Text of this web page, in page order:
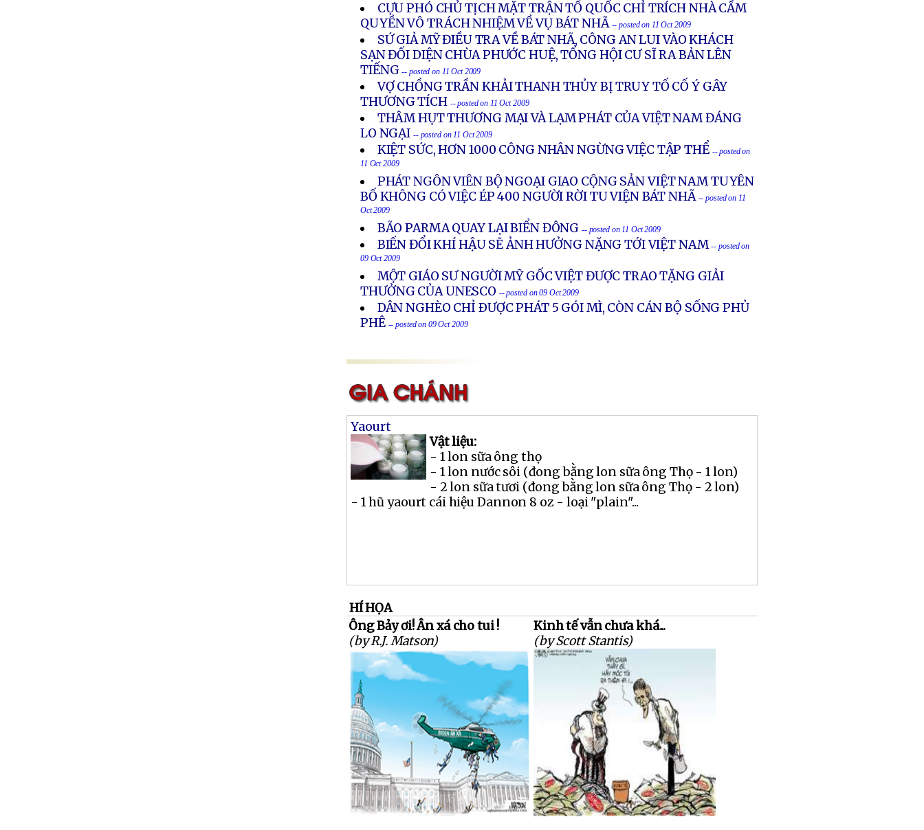
CỰU PHÓ CHỦ TỊCH MẶT TRẬN TỔ QUỐC CHỈ TRÍCH NHÀ CẦM
QUYỀN VÔ TRÁCH NHIỆM VỀ VỤ BÁT NHÃ -- posted on 11 Oct 2009
SỨ GIẢ MỸ ĐIỀU TRA VỀ BÁT NHÃ, CÔNG AN LUI VÀO KHÁCH
SẠN ĐỐI DIỆN CHÙA PHƯỚC HUỆ, TỔNG HỘI CƯ SĨ RA BẢN LÊN
TIẾNG -- posted on 11 Oct 2009
VỢ CHỒNG TRẦN KHẢI THANH THỦY BỊ TRUY TỐ CỐ Ý GÂY
THƯƠNG TÍCH -- posted on 11 Oct 2009
THÂM HỤT THƯƠNG MẠI VÀ LẠM PHÁT CỦA VIỆT NAM ĐÁNG
LO NGẠI -- posted on 11 Oct 2009
KIỆT SỨC, HƠN 1000 CÔNG NHÂN NGỪNG VIỆC TẬP THỂ -- posted on
11 Oct 2009
PHÁT NGÔN VIÊN BỘ NGOẠI GIAO CỘNG SẢN VIỆT NAM TUYÊN
BỐ KHÔNG CÓ VIỆC ÉP 400 NGƯỜI RỜI TU VIỆN BÁT NHÃ -- posted on 11
Oct 2009
BÃO PARMA QUAY LẠI BIỂN ĐÔNG -- posted on 11 Oct 2009
BIẾN ĐỔI KHÍ HẬU SẼ ẢNH HƯỞNG NẶNG TỚI VIỆT NAM -- posted on
09 Oct 2009
MỘT GIÁO SƯ NGƯỜI MỸ GỐC VIỆT ĐƯỢC TRAO TẶNG GIẢI
THƯỞNG CỦA UNESCO -- posted on 09 Oct 2009
DÂN NGHÈO CHỈ ÐƯỢC PHÁT 5 GÓI MÌ, CÒN CÁN BỘ SỐNG PHỦ
PHÊ -- posted on 09 Oct 2009
Yaourt
Vật liệu:
- 1 lon sữa ông thọ
- 1 lon nước sôi (đong bằng lon sữa ông Thọ - 1 lon)
- 2 lon sữa tươi (đong bằng lon sữa ông Thọ - 2 lon)
- 1 hũ yaourt cái hiệu Dannon 8 oz - loại "plain"...
HÍ HỌA
Ông Bảy ơi! Ân xá cho tui !
(by R.J. Matson)
Kinh tế vẫn chưa khá...
(by Scott Stantis)